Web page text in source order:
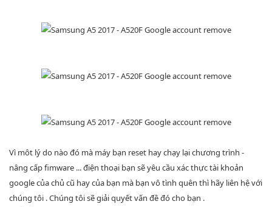
Vì môt lý do nào đó mà máy bạn reset hay chạy lại chương trình -
nâng cấp fimware ... điện thoại bạn sẽ yêu cầu xác thực tài khoản
google của chủ cũ hay của bạn mà bạn vô tình quên thì hãy liên hệ với
chúng tôi . Chúng tôi sẽ giải quyết vấn đề đó cho bạn .